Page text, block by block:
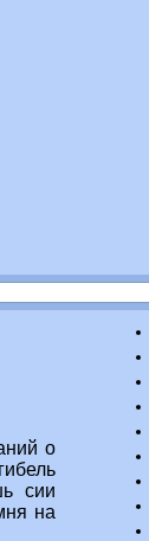
о
сии
на